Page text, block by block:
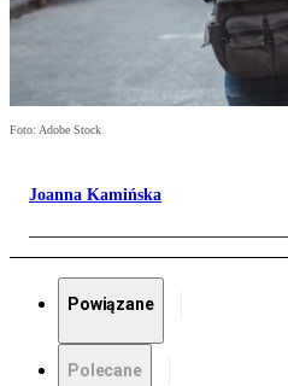
Foto: Adobe Stock
Joanna Kamińska
Powiązane
Polecane